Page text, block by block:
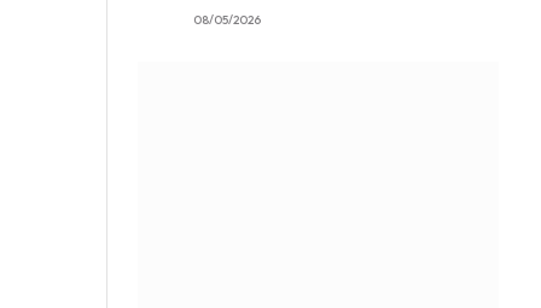
08/05/2026